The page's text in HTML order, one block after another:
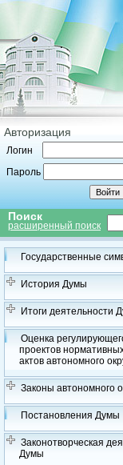
Авторизация
Логин
Пароль
Поиск
расширенный поиск
Государственные
История Думы
Итоги деятельности
Оценка
проектов
актов автономного
Законы автономного
Постановления Думы
Законотворческая
Думы